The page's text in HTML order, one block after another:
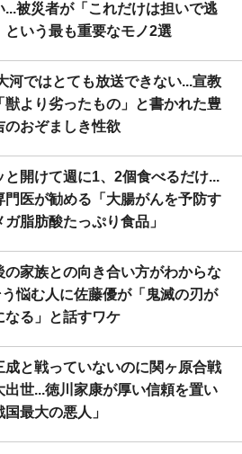
...被災者が「これだけは担いで逃
という最も重要なモノ2選
河ではとても放送できない...宣教
獣より劣ったもの」と書かれた豊
のおぞましき性欲
と開けて週に1、2個食べるだけ...
門医が勧める「大腸がんを予防す
ガ脂肪酸たっぷり食品」
の家族との向き合い方がわからな
う悩む人に佐藤優が「鬼滅の刃が
なる」と話すワケ
成と戦っていないのに関ヶ原合戦
出世...徳川家康が厚い信頼を置い
国最大の悪人」